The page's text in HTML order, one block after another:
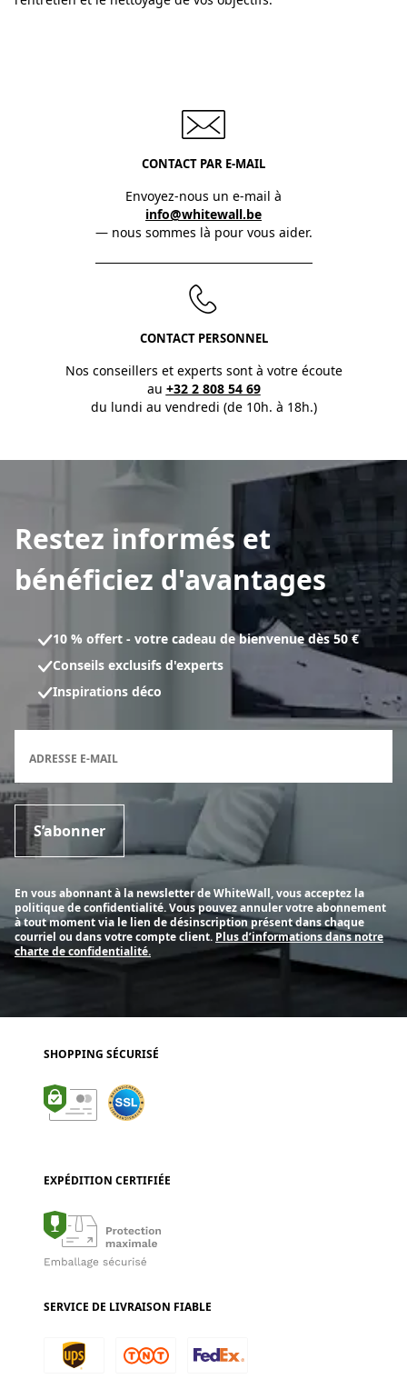
CONTACT PAR E-MAIL
Envoyez-nous un e-mail à
info@whitewall.be
— nous sommes là pour vous aider.
CONTACT PERSONNEL
Nos conseillers et experts sont à votre écoute
au +32 2 808 54 69
du lundi au vendredi (de 10h. à 18h.)
Restez informés et
bénéficiez d'avantages
10 % offert - votre cadeau de bienvenue dès 50 €
Conseils exclusifs d'experts
Inspirations déco
ADRESSE E-MAIL
S’abonner
En vous abonnant à la newsletter de WhiteWall, vous acceptez la
politique de confidentialité. Vous pouvez annuler votre abonnement
à tout moment via le lien de désinscription présent dans chaque
courriel ou dans votre compte client. Plus d’informations dans notre
charte de confidentialité.
SHOPPING SÉCURISÉ
EXPÉDITION CERTIFIÉE
SERVICE DE LIVRAISON FIABLE